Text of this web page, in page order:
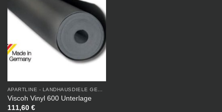
Viscoh Vinyl 600 Unterlage
111,60 €